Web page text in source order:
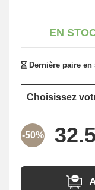
EN
Dernière paire en
-50%